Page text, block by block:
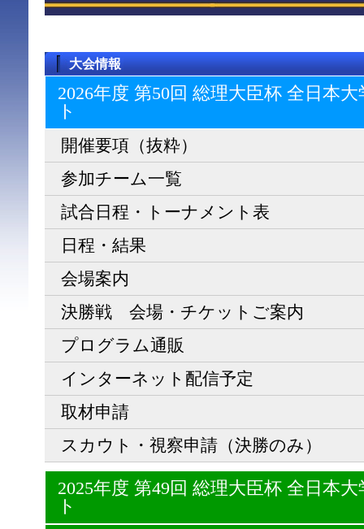
大会情報
2026年度 第50回 総理大臣杯 全日本
ト
開催要項（抜粋）
参加チーム一覧
試合日程・トーナメント表
日程・結果
会場案内
決勝戦 会場・チケットご案内
プログラム通販
インターネット配信予定
取材申請
スカウト・視察申請（決勝のみ）
2025年度 第49回 総理大臣杯 全日本
ト